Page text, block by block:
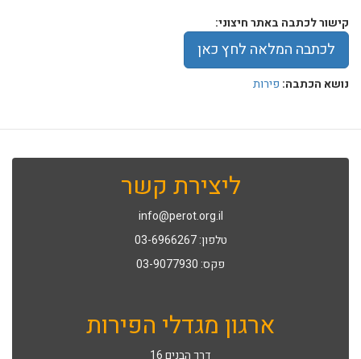
קישור לכתבה באתר חיצוני:
לכתבה המלאה לחץ כאן
נושא הכתבה: פירות
ליצירת קשר
info@perot.org.il
טלפון: 03-6966267
פקס: 03-9077930
ארגון מגדלי הפירות
דרך הבנים 16